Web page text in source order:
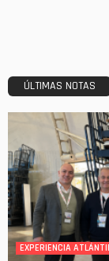
ÚLTIMAS NOTAS
EXPERIENCIA